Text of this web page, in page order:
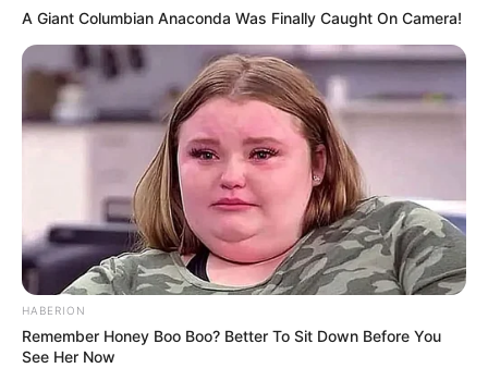
A Giant Columbian Anaconda Was Finally Caught On Camera!
HABERION
Remember Honey Boo Boo? Better To Sit Down Before You
See Her Now